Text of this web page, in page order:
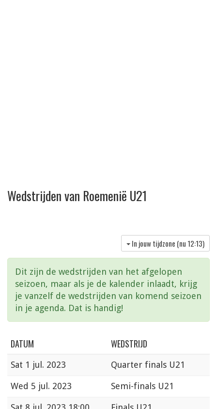
Wedstrijden van Roemenië U21
In jouw tijdzone (nu 12:13)
Dit zijn de wedstrijden van het afgelopen
seizoen, maar als je de kalender inlaadt, krijg
je vanzelf de wedstrijden van komend seizoen
in je agenda. Dat is handig!
DATUM WEDSTRIJD
Sat 1 jul. 2023 Quarter finals U21
Wed 5 jul. 2023 Semi-finals U21